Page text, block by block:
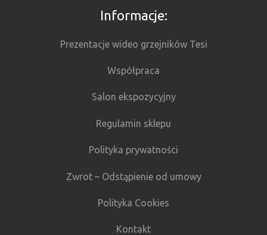
Informacje:
Prezentacje wideo grzejników Tesi
Współpraca
Salon ekspozycyjny
Regulamin sklepu
Polityka prywatności
Zwrot – Odstąpienie od umowy
Polityka Cookies
Kontakt